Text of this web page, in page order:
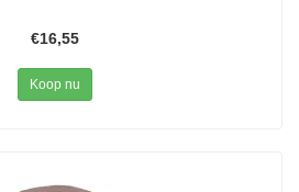
€16,55
Koop nu